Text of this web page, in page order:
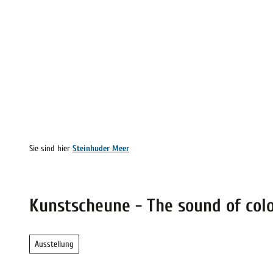
Sie sind hier Steinhuder Meer
Kunstscheune - The sound of
Ausstellung